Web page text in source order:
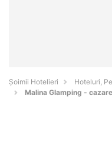
Șoimii Hotelieri
Hoteluri,
Malina Glamping -